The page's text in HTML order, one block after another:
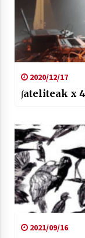
2020/12/17
∫ateliteak x
2021/09/16